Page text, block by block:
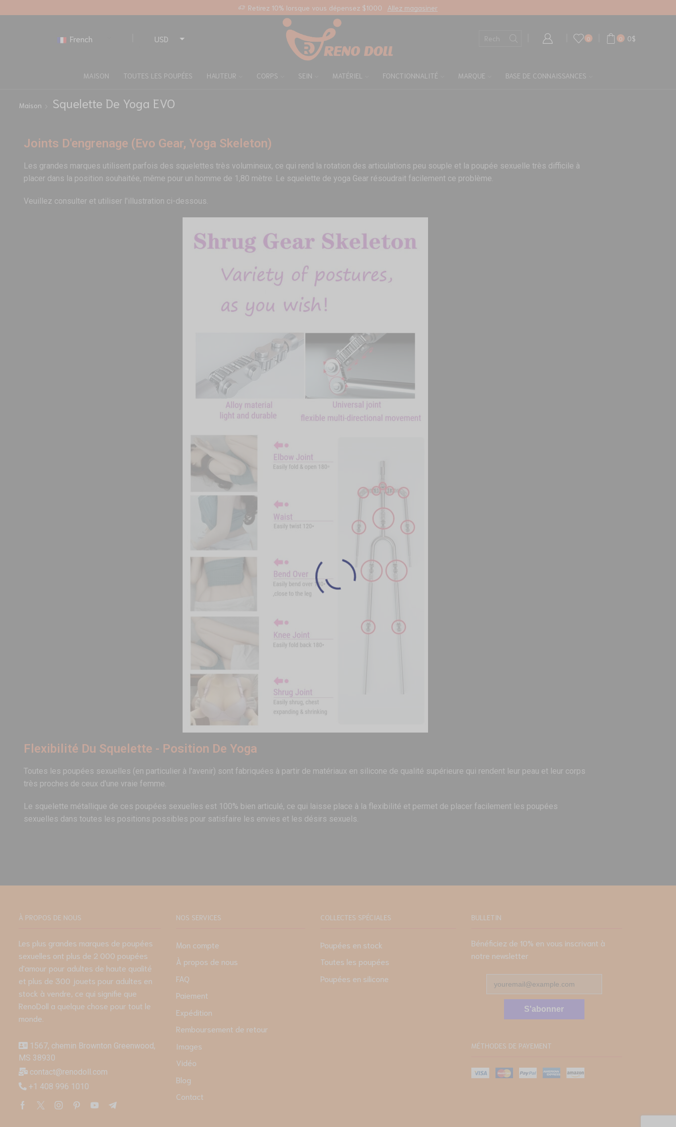
Retirez 10% lorsque vous dépensez $1000 Allez magasiner
French
USD
0 0 0$
MAISON TOUTES LES POUPÉES HAUTEUR CORPS SEIN MATÉRIEL FONCTIONNALITÉ MARQUE BASE DE CONNAISSANCES
Maison Squelette De Yoga EVO
Joints D'engrenage (Evo Gear, Yoga Skeleton)
Les grandes marques utilisent parfois des squelettes très volumineux, ce qui rend la rotation des articulations peu souple et la poupée sexuelle très difficile à
placer dans la position souhaitée, même pour un homme de 1,80 mètre. Le squelette de yoga Gear résoudrait facilement ce problème.
Veuillez consulter et utiliser l'illustration ci-dessous.
Flexibilité Du Squelette - Position De Yoga
Toutes les poupées sexuelles (en particulier à l'avenir) sont fabriquées à partir de matériaux en silicone de qualité supérieure qui rendent leur peau et leur corps
très proches de ceux d'une vraie femme.
Le squelette métallique de ces poupées sexuelles est 100% bien articulé, ce qui laisse place à la flexibilité et permet de placer facilement les poupées
sexuelles dans toutes les positions possibles pour satisfaire les envies et les désirs sexuels.
À PROPOS DE NOUS
Les plus grandes marques de poupées
sexuelles ont plus de 2 000 poupées
d'amour pour adultes de haute qualité
et plus de 300 jouets pour adultes en
stock à vendre, ce qui signifie que
RenoDoll a quelque chose pour tout le
monde.
1567, chemin Brownton Greenwood,
MS 38930
contact@renodoll.com
+1 408 996 1010
NOS SERVICES
Mon compte
À propos de nous
FAQ
Paiement
Expédition
Remboursement de retour
Images
Vidéo
Blog
Contact
COLLECTES SPÉCIALES
Poupées en stock
Toutes les poupées
Poupées en silicone
BULLETIN
Bénéficiez de 10% en vous inscrivant à
notre newsletter
S'abonner
MÉTHODES DE PAYEMENT